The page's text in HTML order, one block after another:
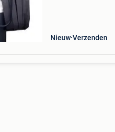
Nieuw Verzenden